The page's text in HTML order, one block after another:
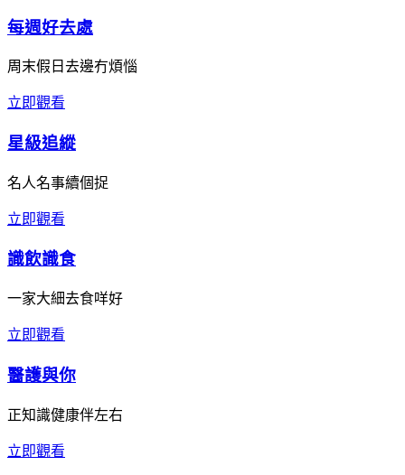
每週好去處
周末假日去邊冇煩惱
立即觀看
星級追縱
名人名事續個捉
立即觀看
識飲識食
一家大細去食咩好
立即觀看
醫護與你
正知識健康伴左右
立即觀看